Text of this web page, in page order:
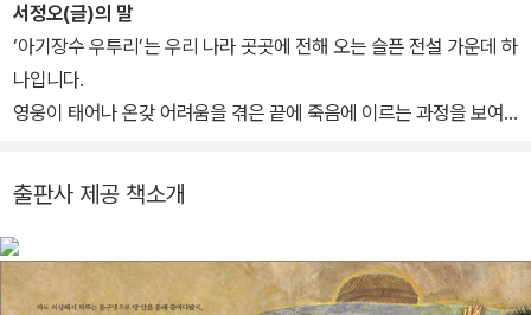
서정오(글)의 말
‘아기장수 우투리’는 우리 나라 곳곳에 전해 오는 슬픈 전설 가운데 하
나입니다.
영웅이 태어나 온갖 어려움을 겪은 끝에 죽음에 이르는 과정을 보여
그 죽음은 끝이 아니라 새로운 시작임을 이야기는 말해 줍니다.
이야기를 읽으면서 우리는 백성들의 꿈과 좌절,
그 좌절을 딛고 일어서는 또 다른 희망을 보게 될 것입니다.
출판사 제공 책소개